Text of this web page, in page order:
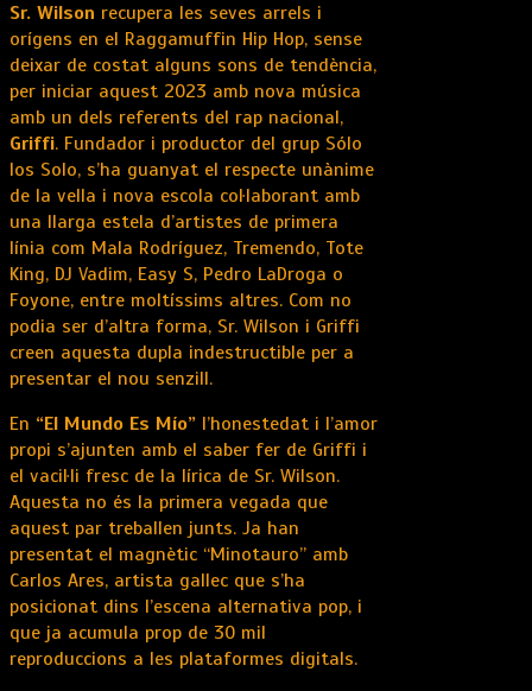
Sr. Wilson recupera les seves arrels i
orígens en el Raggamuffin Hip Hop, sense
deixar de costat alguns sons de tendència,
per iniciar aquest 2023 amb nova música
amb un dels referents del rap nacional,
Griffi. Fundador i productor del grup Sólo
los Solo, s’ha guanyat el respecte unànime
de la vella i nova escola col·laborant amb
una llarga estela d’artistes de primera
línia com Mala Rodríguez, Tremendo, Tote
King, DJ Vadim, Easy S, Pedro LaDroga o
Foyone, entre moltíssims altres. Com no
podia ser d’altra forma, Sr. Wilson i Griffi
creen aquesta dupla indestructible per a
presentar el nou senzill.
En “El Mundo Es Mío” l’honestedat i l’amor
propi s’ajunten amb el saber fer de Griffi i
el vacil·li fresc de la lírica de Sr. Wilson.
Aquesta no és la primera vegada que
aquest par treballen junts. Ja han
presentat el magnètic “Minotauro” amb
Carlos Ares, artista gallec que s’ha
posicionat dins l’escena alternativa pop, i
que ja acumula prop de 30 mil
reproduccions a les plataformes digitals.